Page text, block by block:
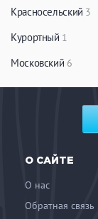
Красносельский 3
Курортный 1
Московский 6
О САЙТЕ
О нас
Обратная связь